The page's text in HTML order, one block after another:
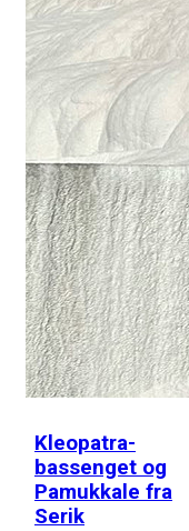
Kleopatra-
bassenget og
Pamukkale fra
Serik